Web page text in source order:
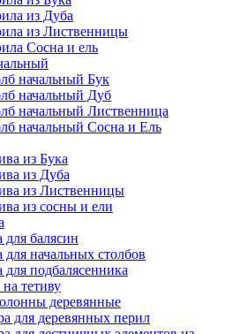
из Дуба
из Лиственницы
Сосна и ель
начальный Бук
начальный Дуб
начальный Лиственница
начальный Сосна и Ель
из Бука
из Дуба
из Лиственницы
из сосны и ели
для балясин
для начальных столбов
для подбалясенника
тетиву
деревянные
для деревянных перил